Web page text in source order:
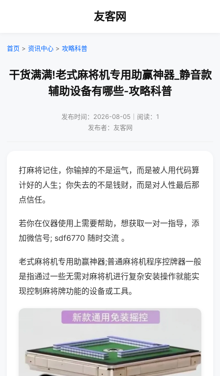
友客网
首页 > 资讯中心 > 攻略科普
干货满满!老式麻将机专用助赢神器_静音款
辅助设备有哪些-攻略科普
发布时间：2026-08-05｜阅读：1
发布者：友客网
打麻将记住，你输掉的不是运气，而是被人用代码算
计好的人生；你失去的不是钱财，而是对人性最后那
点信任。
若你在仪器使用上需要帮助，想获取一对一指导，添
加微信号; sdf6770 随时交流 。
老式麻将机专用助赢神器;普通麻将机程序控牌器一般
是指通过一些无需对麻将机进行复杂安装操作就能实
现控制麻将牌功能的设备或工具。